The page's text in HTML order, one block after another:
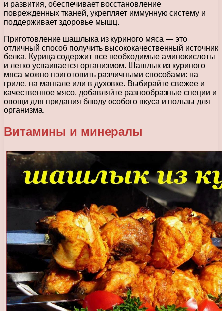
и развития, обеспечивает восстановление
поврежденных тканей, укрепляет иммунную систему и
поддерживает здоровье мышц.
Приготовление шашлыка из куриного мяса — это
отличный способ получить высококачественный источник
белка. Курица содержит все необходимые аминокислоты
и легко усваивается организмом. Шашлык из куриного
мяса можно приготовить различными способами: на
гриле, на мангале или в духовке. Выбирайте свежее и
качественное мясо, добавляйте разнообразные специи и
овощи для придания блюду особого вкуса и пользы для
организма.
Витамины и минералы